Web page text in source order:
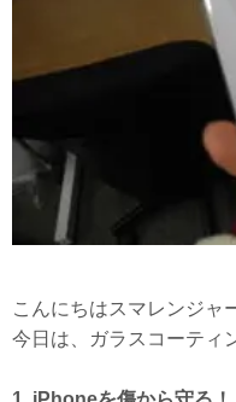
こんにちはスマレンジャ
今日は、ガラスコーティ